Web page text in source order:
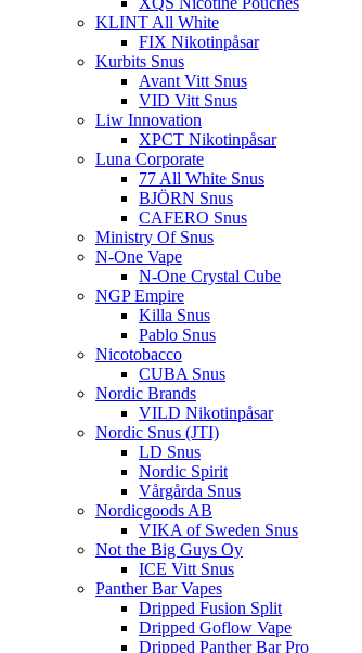
KLINT All White
FIX Nikotinpåsar
Kurbits Snus
Avant Vitt Snus
VID Vitt Snus
Liw Innovation
XPCT Nikotinpåsar
Luna Corporate
77 All White Snus
BJÖRN Snus
CAFERO Snus
Ministry Of Snus
N-One Vape
N-One Crystal Cube
NGP Empire
Killa Snus
Pablo Snus
Nicotobacco
CUBA Snus
Nordic Brands
VILD Nikotinpåsar
Nordic Snus (JTI)
LD Snus
Nordic Spirit
Vårgårda Snus
Nordicgoods AB
VIKA of Sweden Snus
Not the Big Guys Oy
ICE Vitt Snus
Panther Bar Vapes
Dripped Fusion Split
Dripped Goflow Vape
Dripped Panther Bar Pro